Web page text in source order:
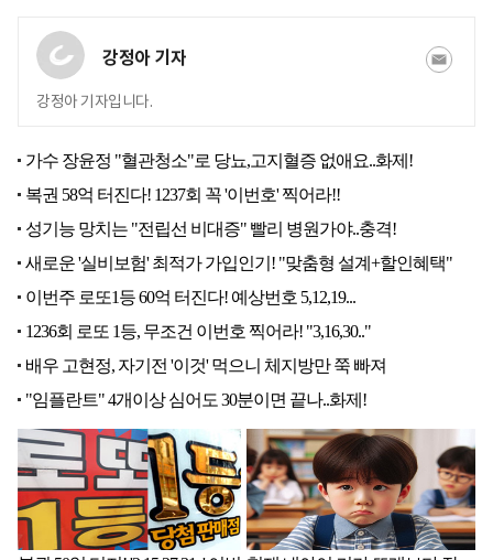
강정아 기자
강정아 기자입니다.